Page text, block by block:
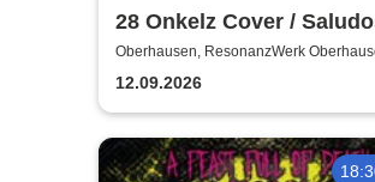
28 Onkelz Cover /
Tioz - Gezinkte Karten
Oberhausen, ResonanzWerk
12.09.2026